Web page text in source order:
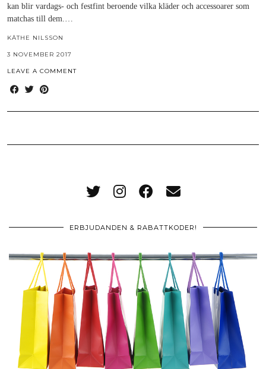
kan blir vardags- och festfint beroende vilka kläder och accessoarer som
matchas till dem.…
KÄTHE NILSSON
3 NOVEMBER 2017
LEAVE A COMMENT
ERBJUDANDEN & RABATTKODER!